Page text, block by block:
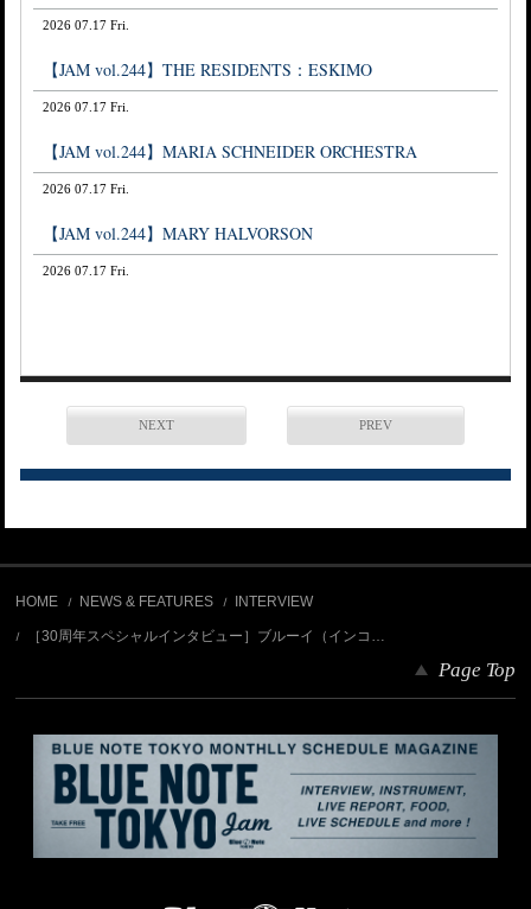
2026 07.17 Fri.
【JAM vol.244】THE RESIDENTS：ESKIMO
2026 07.17 Fri.
【JAM vol.244】MARIA SCHNEIDER ORCHESTRA
2026 07.17 Fri.
【JAM vol.244】MARY HALVORSON
2026 07.17 Fri.
NEXT PREV
HOME NEWS & FEATURES INTERVIEW
［30周年スペシャルインタビュー］ブルーイ（インコ…
Page Top